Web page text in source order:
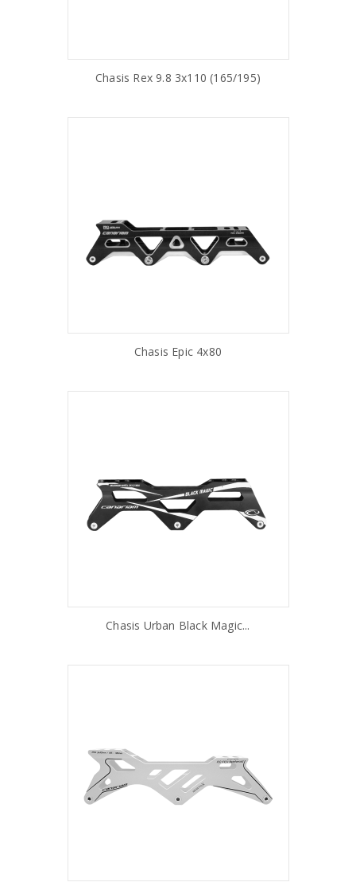
AÑADIR AL CARRITO
Chasis Rex 9.8 3x110 (165/195)
AÑADIR AL CARRITO
Chasis Epic 4x80
AÑADIR AL CARRITO
Chasis Urban Black Magic...